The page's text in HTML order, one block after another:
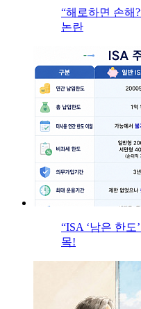
“해로하면 손해
논란
“ISA ‘남은 한
목!